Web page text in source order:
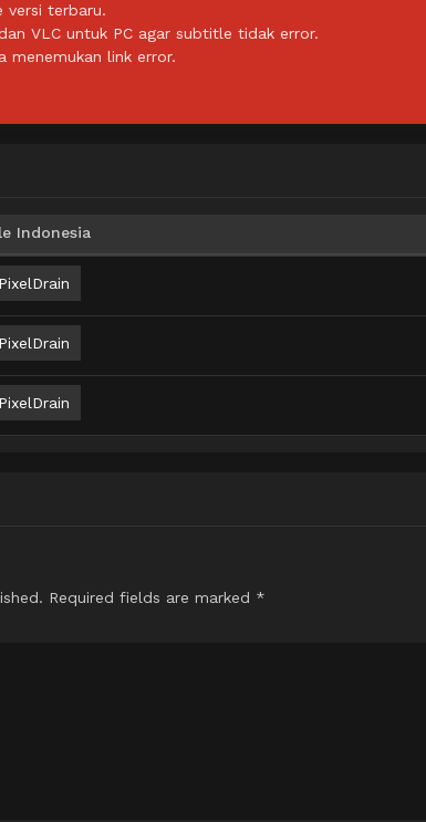
versi terbaru.
VLC untuk PC agar subtitle tidak error.
menemukan link error.
Indonesia
PixelDrain
PixelDrain
PixelDrain
Required fields are marked *